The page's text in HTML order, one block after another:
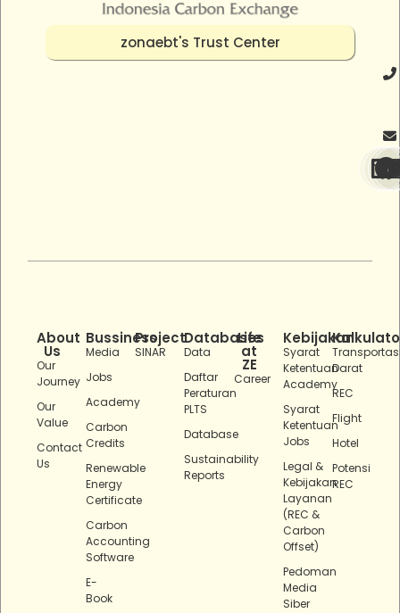
zonaebt's Trust Center
About
Us
Our
Journey
Our
Value
Contact
Us
Bussiness
Media
Jobs
Academy
Carbon
Credits
Renewable
Energy
Certificate
Carbon
Accounting
Software
E-
Book
Project
SINAR
Databases
Data
Daftar
Peraturan
PLTS
Database
Sustainability
Reports
Life
at
ZE
Career
Kebijakan
Syarat
Ketentuan
Academy
Syarat
Ketentuan
Jobs
Legal &
Kebijakan
Layanan
(REC &
Carbon
Offset)
Pedoman
Media
Siber
Darat
REC
Flight
Hotel
Potensi
REC